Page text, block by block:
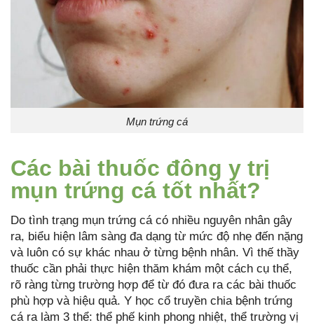
Mụn trứng cá
Các bài thuốc đông y trị
mụn trứng cá tốt nhất?
Do tình trạng mụn trứng cá có nhiều nguyên nhân gây
ra, biểu hiện lâm sàng đa dạng từ mức độ nhẹ đến nặng
và luôn có sự khác nhau ở từng bệnh nhân. Vì thế thầy
thuốc cần phải thực hiện thăm khám một cách cụ thể,
rõ ràng từng trường hợp để từ đó đưa ra các bài thuốc
phù hợp và hiệu quả. Y học cổ truyền chia bệnh trứng
cá ra làm 3 thể: thể phế kinh phong nhiệt, thể trường vị